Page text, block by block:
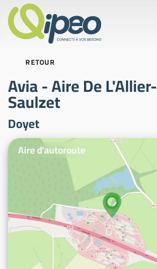
RETOUR
Avia - Aire De L'Allier-
Saulzet
Doyet
Photos d'illustration
Aire d'autoroute